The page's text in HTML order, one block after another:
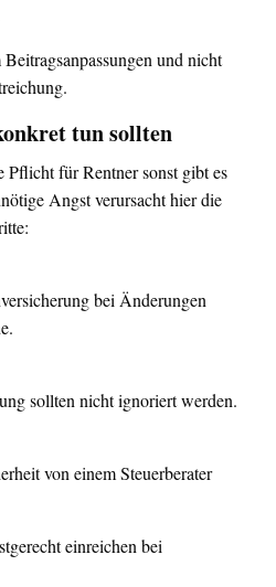
und nicht
tun sollten
Pflicht für Rentner sonst gibt es
Angst verursacht hier die
bei Änderungen
sollten nicht ignoriert werden.
von einem Steuerberater
einreichen bei